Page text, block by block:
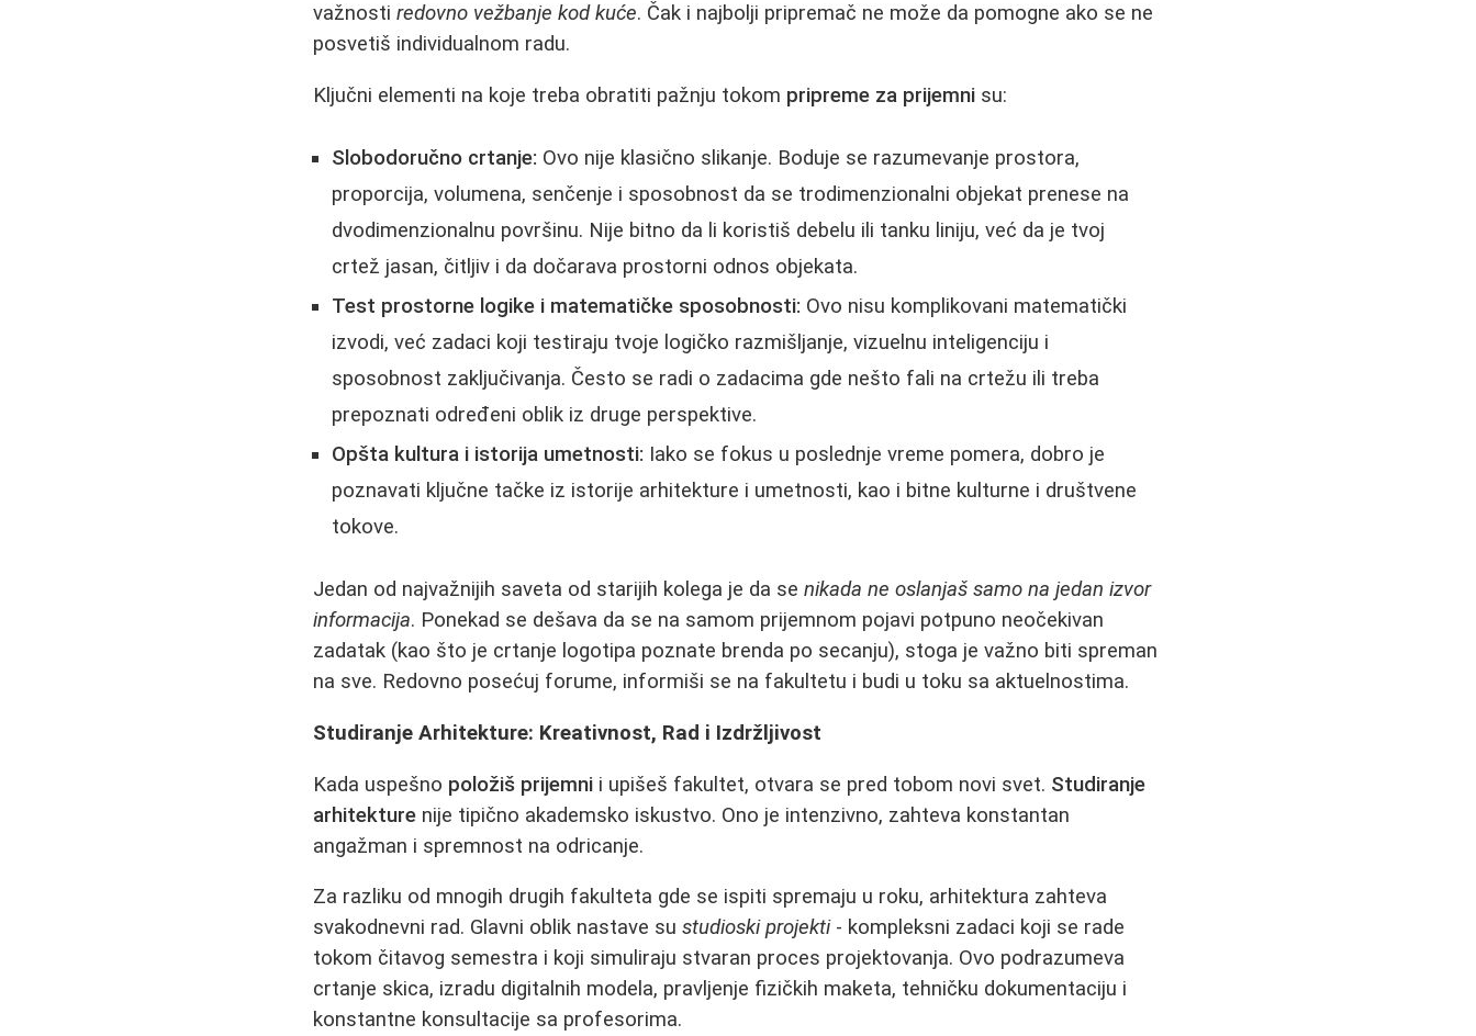
važnostiredovno vežbanje kod kuće. Čak i najbolji pripremač ne može da pomogne ako se ne
posvetiš individualnom radu.
Ključni elementi na koje treba obratiti pažnju tokom pripreme za prijemni su:
Slobodoručno crtanje: Ovo nije klasično slikanje. Boduje se razumevanje prostora,
proporcija, volumena, senčenje i sposobnost da se trodimenzionalni objekat prenese na
dvodimenzionalnu površinu. Nije bitno da li koristiš debelu ili tanku liniju, već da je tvoj
crtež jasan, čitljiv i da dočarava prostorni odnos objekata.
Test prostorne logike i matematičke sposobnosti: Ovo nisu komplikovani matematički
izvodi, već zadaci koji testiraju tvoje logičko razmišljanje, vizuelnu inteligenciju i
sposobnost zaključivanja. Često se radi o zadacima gde nešto fali na crtežu ili treba
prepoznati određeni oblik iz druge perspektive.
Opšta kultura i istorija umetnosti: Iako se fokus u poslednje vreme pomera, dobro je
poznavati ključne tačke iz istorije arhitekture i umetnosti, kao i bitne kulturne i društvene
tokove.
Jedan od najvažnijih saveta od starijih kolega je da senikada ne oslanjaš samo na jedan izvor
informacija. Ponekad se dešava da se na samom prijemnom pojavi potpuno neočekivan
zadatak (kao što je crtanje logotipa poznate brenda po secanju), stoga je važno biti spreman
na sve. Redovno posećuj forume, informiši se na fakultetu i budi u toku sa aktuelnostima.
Studiranje Arhitekture: Kreativnost, Rad i Izdržljivost
Kada uspešno položiš prijemni i upišeš fakultet, otvara se pred tobom novi svet. Studiranje
arhitekture nije tipično akademsko iskustvo. Ono je intenzivno, zahteva konstantan
angažman i spremnost na odricanje.
Za razliku od mnogih drugih fakulteta gde se ispiti spremaju u roku, arhitektura zahteva
svakodnevni rad. Glavni oblik nastave sustudioski projekti- kompleksni zadaci koji se rade
tokom čitavog semestra i koji simuliraju stvaran proces projektovanja. Ovo podrazumeva
crtanje skica, izradu digitalnih modela, pravljenje fizičkih maketa, tehničku dokumentaciju i
konstantne konsultacije sa profesorima.